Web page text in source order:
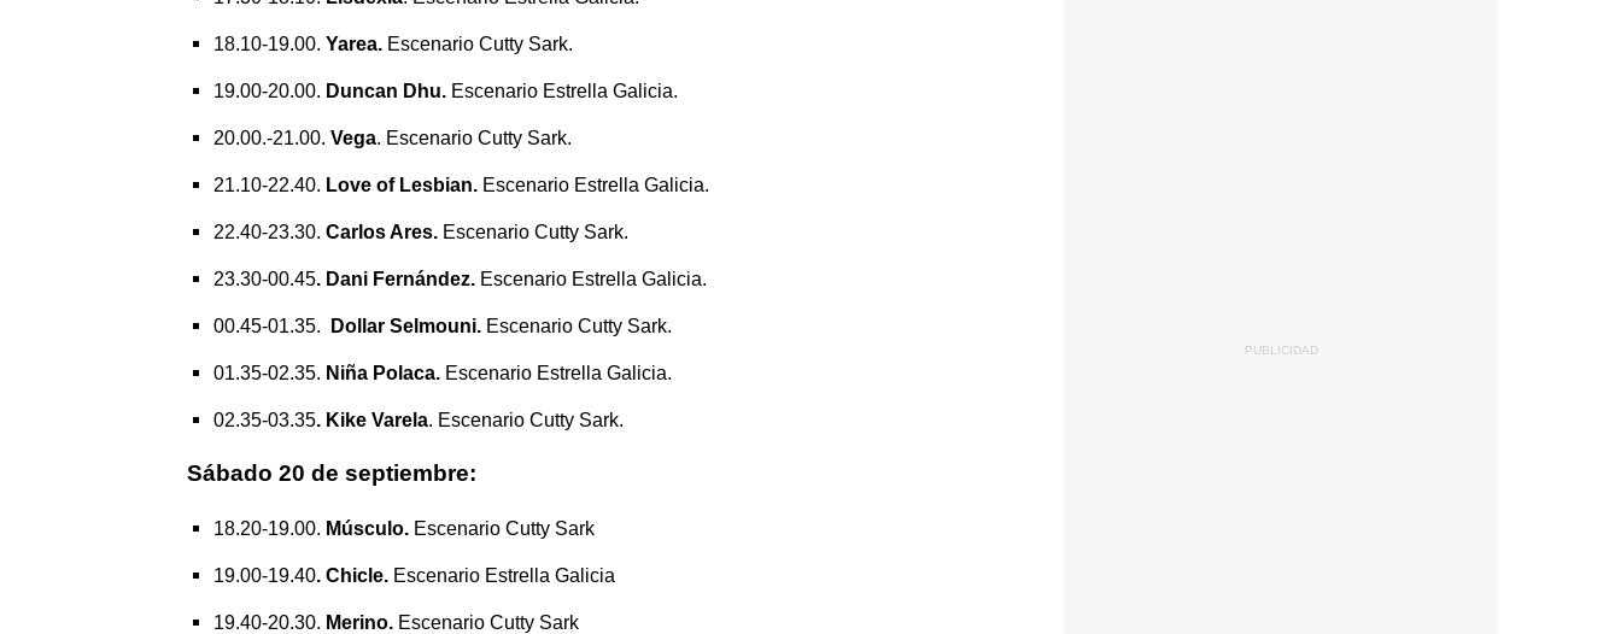
18.10-19.00. Yarea. Escenario Cutty Sark.
19.00-20.00. Duncan Dhu. Escenario Estrella Galicia.
20.00.-21.00. Vega . Escenario Cutty Sark.
21.10-22.40. Love of Lesbian. Escenario Estrella Galicia.
22.40-23.30. Carlos Ares. Escenario Cutty Sark.
23.30-00.45 . Dani Fernández. Escenario Estrella Galicia.
00.45-01.35. Dollar Selmouni. Escenario Cutty Sark.
01.35-02.35. Niña Polaca. Escenario Estrella Galicia.
02.35-03.35 . Kike Varela . Escenario Cutty Sark.
Sábado 20 de septiembre:
18.20-19.00. Músculo. Escenario Cutty Sark
19.00-19.40 . Chicle. Escenario Estrella Galicia
19.40-20.30. Merino. Escenario Cutty Sark